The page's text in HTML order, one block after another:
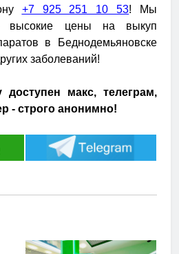
+7 925 251 10 53! Мы
высокие цены на выкуп
в Беднодемьяновске
заболеваний!
доступен макс, телеграм,
- строго анонимно!